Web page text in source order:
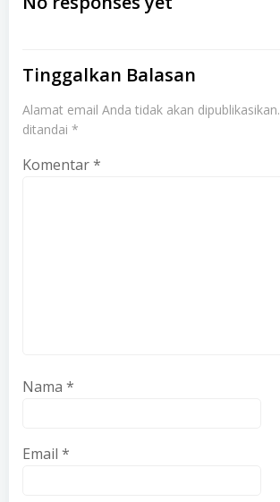
Tinggalkan Balasan
Alamat email Anda tidak akan dipublikasikan.
ditandai *
Komentar*
Nama *
Email *